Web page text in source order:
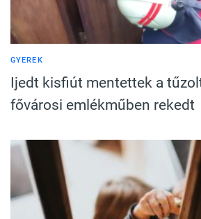
GYEREK
Ijedt kisfiút mentettek a
fővárosi emlékműben rekedt